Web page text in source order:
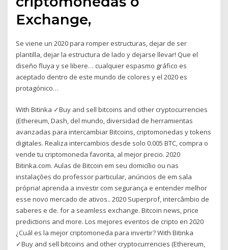
Exchange,
Se viene un 2020 para romper estructuras, dejar de ser
plantilla, dejar la estructura de lado y dejarse llevar! Que el
diseño fluya y se libere… cualquier espasmo gráfico es
aceptado dentro de este mundo de colores y el 2020 es
protagónico…
With Bitinka ✓Buy and sell bitcoins and other cryptocurrencies
(Ethereum, Dash, del mundo, diversidad de herramientas
avanzadas para intercambiar Bitcoins, criptomonedas y tokens
digitales. Realiza intercambios desde solo 0.005 BTC, compra o
vende tu criptomoneda favorita, al mejor precio. 2020
Bitinka.com. Aulas de Bitcoin em seu domicílio ou nas
instalações do professor particular, anúncios de em sala
própria! aprenda a investir com segurança e entender melhor
esse novo mercado de ativos.. 2020 Superprof, intercâmbio de
saberes e de. for a seamless exchange. Bitcoin news, price
predictions and more. Los mejores eventos de cripto en 2020
¿Cuál es la mejor criptomoneda para invertir? With Bitinka
✓Buy and sell bitcoins and other cryptocurrencies (Ethereum,